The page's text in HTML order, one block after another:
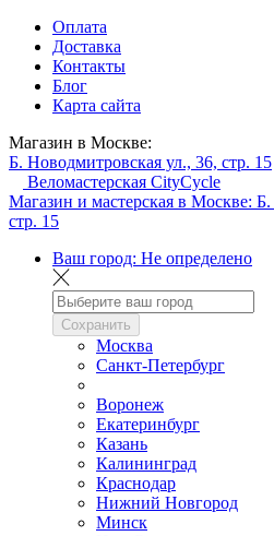
Оплата
Доставка
Контакты
Блог
Карта сайта
Магазин в Москве:
Б. Новодмитровская ул., 36, стр. 15
Веломастерская CityCycle
Магазин и мастерская в Москве: Б.
стр. 15
Ваш город: Не определено
Сохранить
Москва
Санкт-Петербург
Воронеж
Екатеринбург
Казань
Калининград
Краснодар
Нижний Новгород
Минск